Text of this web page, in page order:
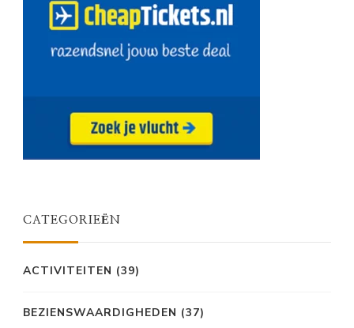
CATEGORIEËN
ACTIVITEITEN (39)
BEZIENSWAARDIGHEDEN (37)